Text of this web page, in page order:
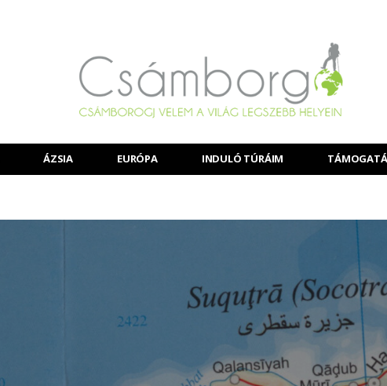
ÁZSIA EURÓPA INDULÓ TÚRÁIM